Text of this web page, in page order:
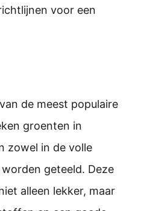
voor een
de meest populaire
groenten in
zowel in de volle
geteeld. Deze
alleen lekker, maar